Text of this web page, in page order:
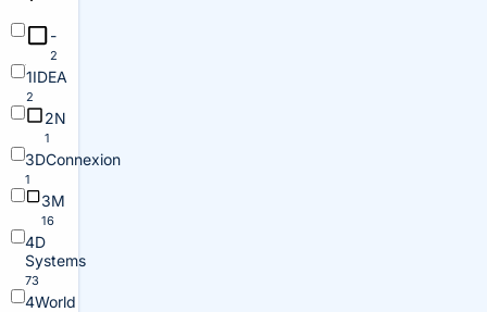
-
2
1IDEA
2
2N
1
3DConnexion
1
3M
16
4D
Systems
73
4World